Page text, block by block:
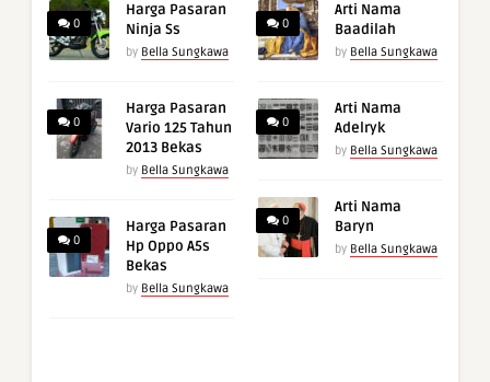
0
Harga Pasaran
Ninja Ss
by Bella Sungkawa
0
Harga Pasaran
Vario 125 Tahun
2013 Bekas
by Bella Sungkawa
0
Harga Pasaran
Hp Oppo A5s
Bekas
by Bella Sungkawa
0
Arti Nama
Baadilah
by Bella Sungkawa
0
Arti Nama
Adelryk
by Bella Sungkawa
0
Arti Nama
Baryn
by Bella Sungkawa